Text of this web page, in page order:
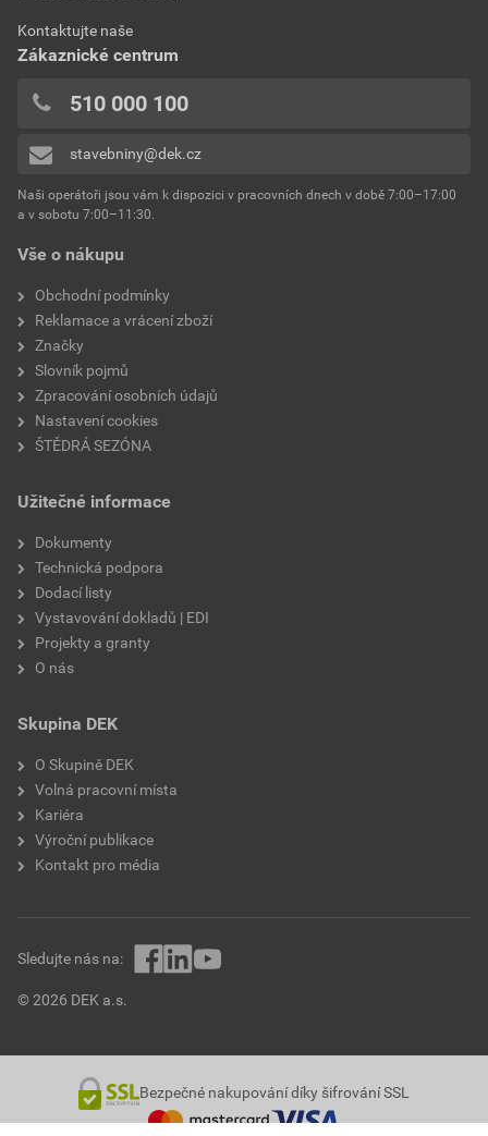
Vše o nákupu
Obchodní podmínky
Reklamace a vrácení zboží
Značky
Slovník pojmů
Zpracování osobních údajů
Nastavení cookies
ŠTĚDRÁ SEZÓNA
Užitečné informace
Dokumenty
Technická podpora
Dodací listy
Vystavování dokladů | EDI
Projekty a granty
O nás
Skupina DEK
O Skupině DEK
Volná pracovní místa
Kariéra
Výroční publikace
Kontakt pro média
Kontaktujte naše
Zákaznické centrum
510 000 100
stavebniny@dek.cz
Naši operátoři jsou vám k dispozici v pracovních dnech v době 7:00–17:00
a v sobotu 7:00–11:30.
© 2026 DEK a.s.
Sledujte nás na:
Bezpečné nakupování díky šifrování SSL